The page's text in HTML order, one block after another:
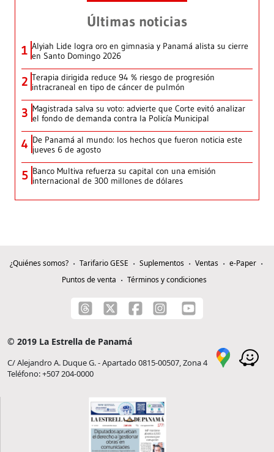
Últimas noticias
1 Alyiah Lide logra oro en gimnasia y Panamá alista su cierre
en Santo Domingo 2026
2 Terapia dirigida reduce 94 % riesgo de progresión
intracraneal en tipo de cáncer de pulmón
3 Magistrada salva su voto: advierte que Corte evitó analizar
el fondo de demanda contra la Policía Municipal
4 De Panamá al mundo: los hechos que fueron noticia este
jueves 6 de agosto
5 Banco Multiva refuerza su capital con una emisión
internacional de 300 millones de dólares
¿Quiénes somos? Tarifario GESE Suplementos Ventas
e-Paper
Puntos de venta
Términos y condiciones
© 2019 La Estrella de Panamá
C/ Alejandro A. Duque G. - Apartado 0815-00507, Zona 4
Teléfono: +507 204-0000